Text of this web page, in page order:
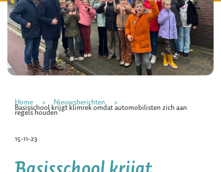
Home Nieuwsberichten
Basisschool krijgt klimrek omdat automobilisten zich aan
regels houden
15-11-23